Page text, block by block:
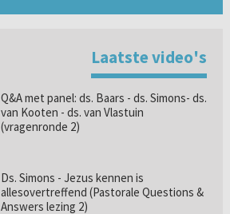
Laatste video's
Q&A met panel: ds. Baars - ds. Simons- ds.
van Kooten - ds. van Vlastuin
(vragenronde 2)
Ds. Simons - Jezus kennen is
allesovertreffend (Pastorale Questions &
Answers lezing 2)